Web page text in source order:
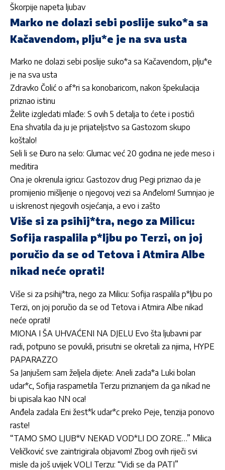
Škorpije napeta ljubav
Marko ne dolazi sebi poslije suko*a sa
Kačavendom, plju*e je na sva usta
Marko ne dolazi sebi poslije suko*a sa Kačavendom, plju*e
je na sva usta
Zdravko Čolić o af*ri sa konobaricom, nakon špekulacija
priznao istinu
Želite izgledati mlađe: S ovih 5 detalja to ćete i postići
Ena shvatila da ju je prijateljstvo sa Gastozom skupo
koštalo!
Seli li se Đuro na selo: Glumac već 20 godina ne jede meso i
meditira
Ona je okrenula igricu: Gastozov drug Pegi priznao da je
promijenio mišljenje o njegovoj vezi sa Anđelom! Sumnjao je
u iskrenost njegovih osjećanja, a evo i zašto
Više si za psihij*tra, nego za Milicu:
Sofija raspalila p*ljbu po Terzi, on joj
poručio da se od Tetova i Atmira Albe
nikad neće oprati!
Više si za psihij*tra, nego za Milicu: Sofija raspalila p*ljbu po
Terzi, on joj poručio da se od Tetova i Atmira Albe nikad
neće oprati!
MIONA I ŠA UHVAĆENI NA DJELU Evo šta ljubavni par
radi, potpuno se povukli, prisutni se okretali za njima, HYPE
PAPARAZZO
Sa Janjušem sam željela dijete: Aneli zada*a Luki bolan
udar*c, Sofija raspametila Terzu priznanjem da ga nikad ne
bi upisala kao NN oca!
Anđela zadala Eni žest*k udar*c preko Peje, tenzija ponovo
raste!
“TAMO SMO LJUB*V NEKAD VOD*LI DO ZORE…” Milica
Veličković sve zaintrigirala objavom! Zbog ovih riječi svi
misle da još uvijek VOLI Terzu: “Vidi se da PATI”